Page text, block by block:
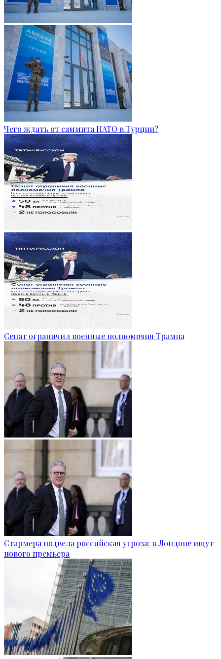
Чего ждать от саммита НАТО в Турции?
Сенат ограничил военные полномочия Трампа
Стармера подвела российская угроза: в Лондоне ищут
нового премьера